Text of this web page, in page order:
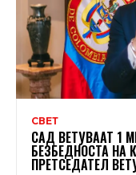
СВЕТ
САД ВЕТУВААТ 1
БЕЗБЕДНОСТА НА
ПРЕТСЕДАТЕЛ